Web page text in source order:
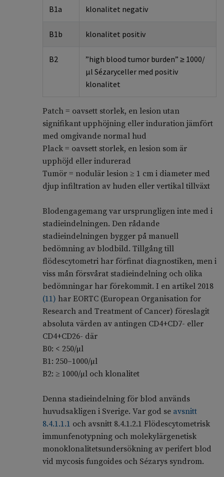
B1a klonalitet negativ
B1b klonalitet positiv
B2 ”high blood tumor burden” ≥ 1000/
μl Sézarycellermed positiv
klonalitet
Patch = oavsett storlek, en lesion utan
signifikant upphöjning eller induration jämfört
med omgivande normal hud
Plack = oavsett storlek, en lesion som är
upphöjd eller indurerad
Tumör = nodulär lesion ≥ 1 cm i diameter med
djup infiltration av huden eller vertikal tillväxt
Blodengagemang var ursprungligen inte med i
stadieindelningen. Den rådande
stadieindelningen bygger på manuell
bedömning av blodbild. Tillgång till
flödescytometri har förfinat diagnostiken, men i
viss mån försvårat stadieindelning och olika
bedömningar har förekommit. I en artikel 2018
(11) har EORTC (European Organisation for
Research and Treatment of Cancer) föreslagit
absoluta värden av antingen CD4+CD7- eller
CD4+CD26- där
B0: < 250/µl
B1: 250–1000/µl
B2: ≥ 1000/µl och klonalitet
Denna stadieindelning för blod används
huvudsakligen i Sverige. Var god se avsnitt
8.4.1.1.1 och avsnitt 8.4.1.2.1 Flödescytometrisk
immunfenotypning och molekylärgenetisk
monoklonalitetsundersökning av perifert blod
vid mycosis fungoides och Sézarys syndrom.